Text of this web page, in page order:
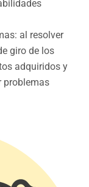
al resolver
giro de los
adquiridos y
problemas